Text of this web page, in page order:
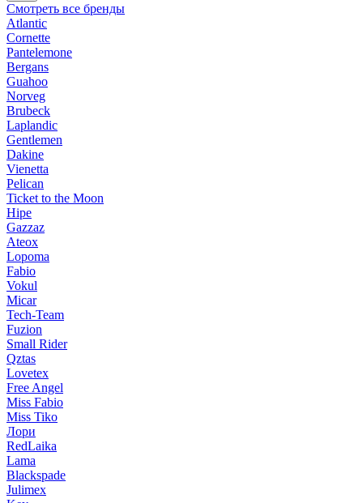
Смотреть все бренды
Atlantic
Cornette
Pantelemone
Bergans
Guahoo
Norveg
Brubeck
Laplandic
Gentlemen
Dakine
Vienetta
Pelican
Ticket to the Moon
Hipe
Gazzaz
Ateox
Lopoma
Fabio
Vokul
Micar
Tech-Team
Fuzion
Small Rider
Qztas
Lovetex
Free Angel
Miss Fabio
Miss Tiko
Лори
RedLaika
Lama
Blackspade
Julimex